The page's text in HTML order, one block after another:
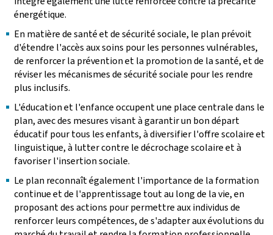
énergétique.
En matière de santé et de sécurité sociale, le plan prévoit
d'étendre l'accès aux soins pour les personnes vulnérables,
de renforcer la prévention et la promotion de la santé, et de
réviser les mécanismes de sécurité sociale pour les rendre
plus inclusifs.
L'éducation et l'enfance occupent une place centrale dans le
plan, avec des mesures visant à garantir un bon départ
éducatif pour tous les enfants, à diversifier l'offre scolaire et
linguistique, à lutter contre le décrochage scolaire et à
favoriser l'insertion sociale.
Le plan reconnaît également l'importance de la formation
continue et de l'apprentissage tout au long de la vie, en
proposant des actions pour permettre aux individus de
renforcer leurs compétences, de s'adapter aux évolutions du